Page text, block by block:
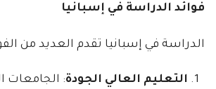
فوائد الدراسة في إسبانيا
الدراسة في إسبانيا تقدم العديد من
التعليم العالي الجودة: الجامعات